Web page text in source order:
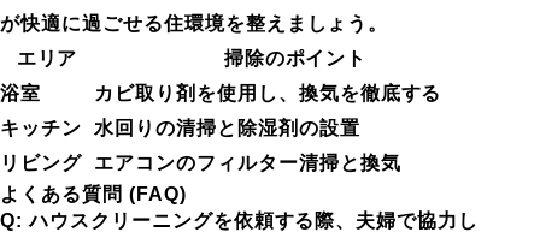
が快適に過ごせる住環境を整えましょう。
エリア
掃除のポイント
浴室
カビ取り剤を使用し、換気を徹底する
キッチン
水回りの清掃と除湿剤の設置
リビング
エアコンのフィルター清掃と換気
よくある質問 (FAQ)
Q: ハウスクリーニングを依頼する際、夫婦で協力し